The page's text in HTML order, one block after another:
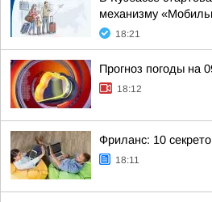
механизму
18:21
Прогноз погоды на
18:12
Фриланс: 10
18:11